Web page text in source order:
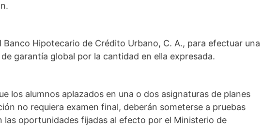
Banco Hipotecario de Crédito Urbano, C. A., para efectuar una
garantía global por la cantidad en ella expresada.
los alumnos aplazados en una o dos asignaturas de planes
no requiera examen final, deberán someterse a pruebas
las oportunidades fijadas al efecto por el Ministerio de